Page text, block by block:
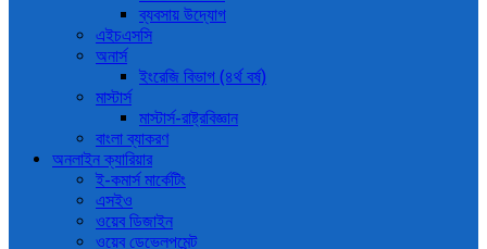
ব্যবসায় উদ্যোগ
এইচএসসি
অনার্স
ইংরেজি বিভাগ (৪র্থ বর্ষ)
মাস্টার্স
মাস্টার্স-রাষ্ট্রবিজ্ঞান
বাংলা ব্যাকরণ
অনলাইন ক্যারিয়ার
ই-কমার্স মার্কেটিং
এসইও
ওয়েব ডিজাইন
ওয়েব ডেভেলপমেন্ট